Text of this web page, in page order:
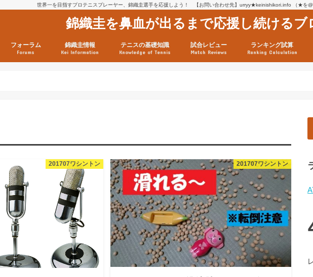
世界一を目指すプロテニスプレーヤー、錦織圭選手を応援しよう！ 【お問い合わせ先】urryy★keinishikori.info （★を@
錦織圭を鼻血が出るまで応援し続けるブ
フォーラム
Forums
錦織圭情報
Kei Information
テニスの基礎知識
Knowledge of Tennis
試合レビュー
Match Reviews
ランキング試算
Ranking Calculation
201707ワシントン 201707ワシントン